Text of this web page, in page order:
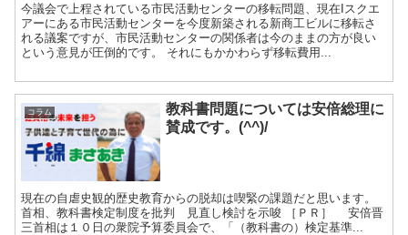
今議会で上程されている市民活動センターの移転問題、現在Iスクエ
アーにある市民活動センターを今度新築される新商工ビルに移転さ
れる議案ですが、市民活動センターの関係者は今のままの方が良い
という意見が圧倒的です。 それにもかかわらず移転費用...
コラム
教科書問題については安倍総理に
賛成です。(^^)/
現在の自虐史観的歴史教育からの脱却は喫緊の課題だと思います。
首相、教科書検定制度を批判 見直し検討を示唆 ［ＰＲ］ 安倍晋
三首相は１０日の衆院予算委員会で、「（教科書の）検定基準...